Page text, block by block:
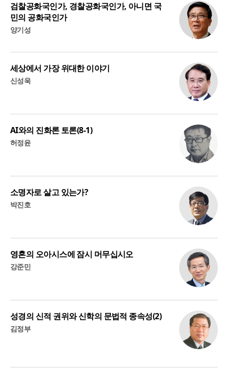
검찰공화국인가, 경찰공화국인가, 아니면 국
민의 공화국인가
양기성
세상에서 가장 위대한 이야기
신성욱
AI와의 진화론 토론(8-1)
허정윤
소명자로 살고 있는가?
박진호
영혼의 오아시스에 잠시 머무십시오
강준민
성경의 신적 권위와 신학의 문법적 종속성(2)
김정부